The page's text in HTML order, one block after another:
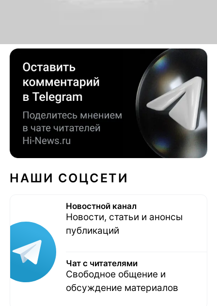
НАШИ СОЦСЕТИ
Новостной канал
Новости, статьи и анонсы
публикаций
Чат с читателями
Свободное общение и
обсуждение материалов